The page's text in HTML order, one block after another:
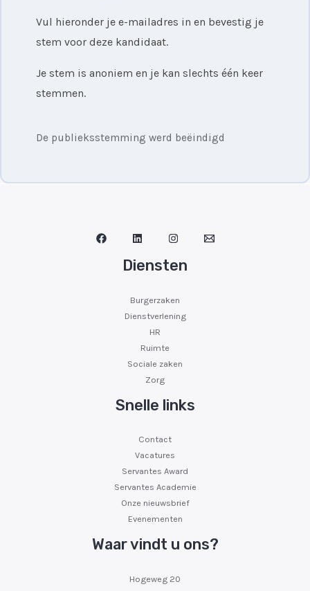
Vul hieronder je e-mailadres in en bevestig je
stem voor deze kandidaat.
Je stem is anoniem en je kan slechts één keer
stemmen.
De publieksstemming werd beëindigd
Diensten
Burgerzaken
Dienstverlening
HR
Ruimte
Sociale zaken
Zorg
Snelle links
Contact
Vacatures
Servantes Award
Servantes Academie
Onze nieuwsbrief
Evenementen
Waar vindt u ons?
Hogeweg 20